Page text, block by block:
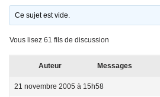
Ce sujet est vide.
Vous lisez 61 fils de discussion
Auteur Messages
21 novembre 2005 à 15h58